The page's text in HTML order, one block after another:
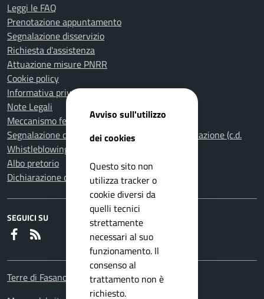
Leggi le FAQ
Prenotazione appuntamento
Segnalazione disservizio
Richiesta d'assistenza
Attuazione misure PNRR
Cookie policy
Informativa privacy
Note Legali
Meccanismo feedback per l'accessibilità
Segnalazione di illeciti nella Pubblica Amministrazione (c.d.
Whistleblowing)
Albo pretorio
Dichiarazione di accessibilità
SEGUICI SU
Faceboook
Terre di Fasano
Avviso sull'utilizzo
dei cookies
Questo sito non
utilizza tracker o
cookie diversi da
quelli tecnici
strettamente
necessari al suo
funzionamento. Il
consenso al
trattamento non è
richiesto.